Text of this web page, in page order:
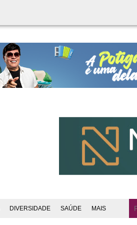
DIVERSIDADE SAÚDE MAIS